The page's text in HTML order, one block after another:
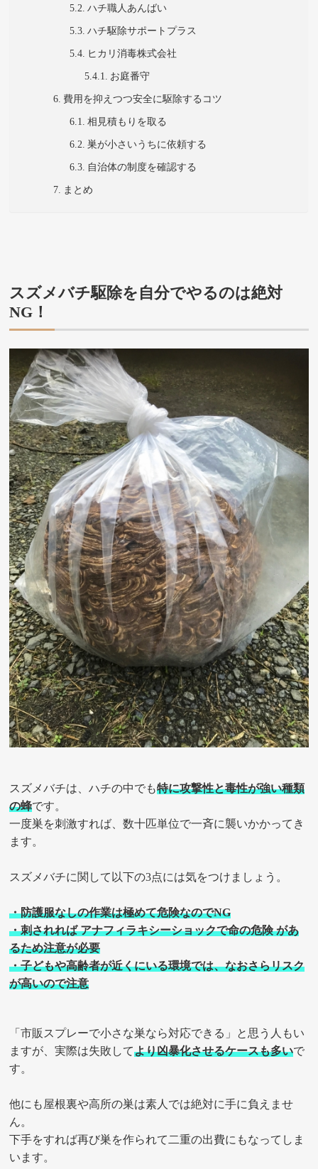
ハチ職人あんばい
ハチ駆除サポートプラス
ヒカリ消毒株式会社
お庭番守
費用を抑えつつ安全に駆除するコツ
相見積もりを取る
巣が小さいうちに依頼する
自治体の制度を確認する
まとめ
スズメバチ駆除を自分でやるのは絶対
NG！
スズメバチは、ハチの中でも特に攻撃性と毒性が強い種類
の蜂です。
一度巣を刺激すれば、数十匹単位で一斉に襲いかかってき
ます。
スズメバチに関して以下の3点には気をつけましょう。
・防護服なしの作業は極めて危険なのでNG
・刺されれば アナフィラキシーショックで命の危険 があ
るため注意が必要
・子どもや高齢者が近くにいる環境では、なおさらリスク
が高いので注意
「市販スプレーで小さな巣なら対応できる」と思う人もい
ますが、実際は失敗してより凶暴化させるケースも多いで
す。
他にも屋根裏や高所の巣は素人では絶対に手に負えませ
ん。
下手をすれば再び巣を作られて二重の出費にもなってしま
います。